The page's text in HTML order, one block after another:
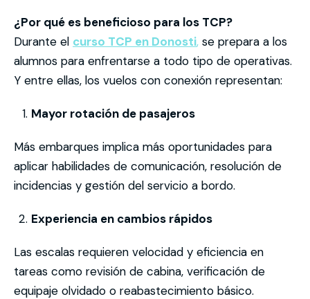
¿Por qué es beneficioso para los TCP?
Durante el curso TCP en Donosti, se prepara a los
alumnos para enfrentarse a todo tipo de operativas.
Y entre ellas, los vuelos con conexión representan:
Mayor rotación de pasajeros
Más embarques implica más oportunidades para
aplicar habilidades de comunicación, resolución de
incidencias y gestión del servicio a bordo.
Experiencia en cambios rápidos
Las escalas requieren velocidad y eficiencia en
tareas como revisión de cabina, verificación de
equipaje olvidado o reabastecimiento básico.